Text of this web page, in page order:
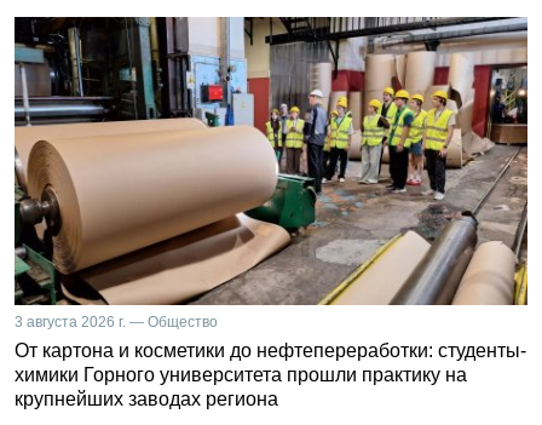
3 августа 2026 г. — Общество
От картона и косметики до нефтепереработки: студенты-
химики Горного университета прошли практику на
крупнейших заводах региона